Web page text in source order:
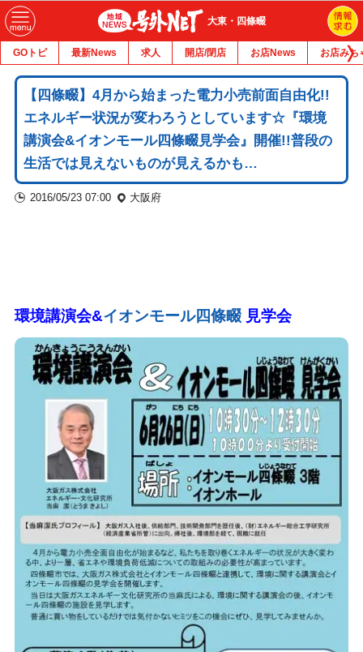
大東・四條畷
GOトピ 最新News 求人 開店/閉店 お店News お店みち
【四條畷】4月から始まった電力小売前面自由化!!
エネルギー状況が変わろうとしています☆『環境
講演会&イオンモール四條畷見学会』開催!!普段の
生活では見えないものが見えるかも…
2016/05/23 07:00 大阪府
環境講演会&イオンモール四條畷見学会